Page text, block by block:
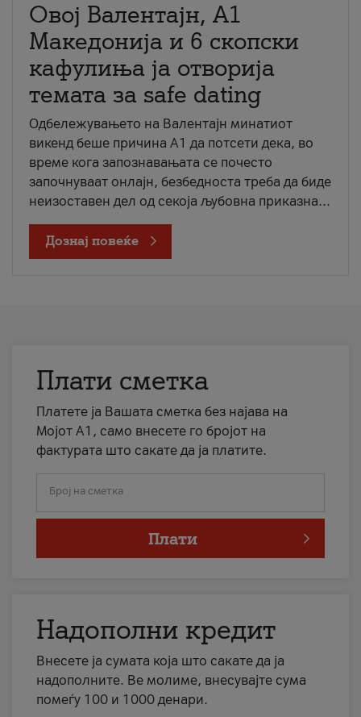
Овој Валентајн, A1
Македонија и 6 скопски
кафулиња ја отворија
темата за safe dating
Одбележувањето на Валентајн минатиот
викенд беше причина А1 да потсети дека, во
време кога запознавањата се почесто
започнуваат онлајн, безбедноста треба да биде
неизоставен дел од секоја љубовна приказна...
Дознај повеќе
Плати сметка
Платете ја Вашата сметка без најава на
Мојот А1, само внесете го бројот на
фактурата што сакате да ја платите.
Број на сметка
Плати
Надополни кредит
Внесете ја сумата која што сакате да ја
надополните. Ве молиме, внесувајте сума
помеѓу 100 и 1000 денари.